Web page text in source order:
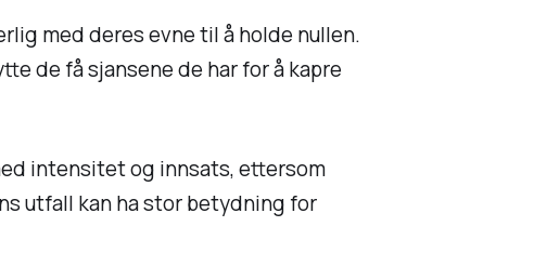
med deres evne til å holde nullen.
de få sjansene de har for å kapre
intensitet og innsats, ettersom
utfall kan ha stor betydning for